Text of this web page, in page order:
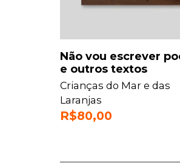
Não vou escrever
e outros textos
Crianças do Mar e das
Laranjas
R$80,00